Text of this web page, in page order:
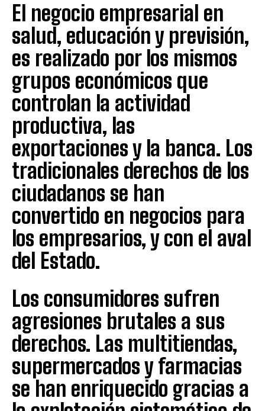
El negocio empresarial en
salud, educación y previsión,
es realizado por los mismos
grupos económicos que
controlan la actividad
productiva, las
exportaciones y la banca. Los
tradicionales derechos de los
ciudadanos se han
convertido en negocios para
los empresarios, y con el aval
del Estado.
Los consumidores sufren
agresiones brutales a sus
derechos. Las multitiendas,
supermercados y farmacias
se han enriquecido gracias a